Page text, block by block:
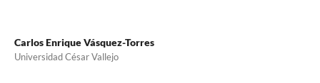
Carlos Enrique Vásquez-Torres
Universidad César Vallejo